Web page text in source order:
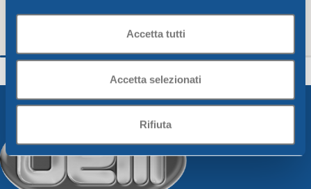
Accetta tutti
Accetta selezionati
Rifiuta
Insalatiera CM. 28 verde lime
Aggiungi Al Carrello
Insalatiera CM. 24
Aggiungi Al Carrello